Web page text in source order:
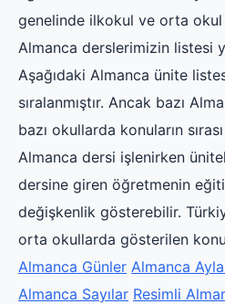
genelinde ilkokul ve orta
Almanca derslerimizin listesi
Aşağıdaki Almanca ünite
sıralanmıştır. Ancak bazı
bazı okullarda konuların
Almanca dersi işlenirken
dersine giren öğretmenin
değişkenlik gösterebilir.
orta okullarda gösterilen
Almanca Günler Almanca
Almanca Sayılar Resimli